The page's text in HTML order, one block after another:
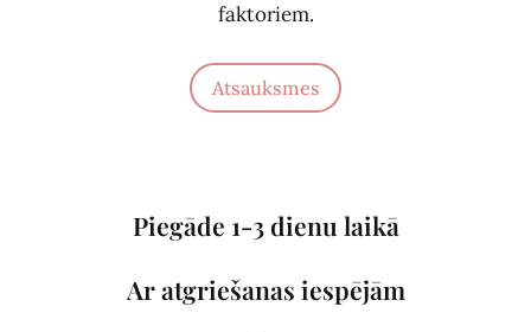
faktoriem.
Atsauksmes
Piegāde 1-3 dienu laikā
Ar atgriešanas iespējām